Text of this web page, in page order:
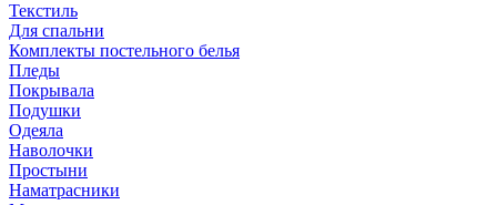
Текстиль
Для спальни
Комплекты постельного белья
Пледы
Покрывала
Подушки
Одеяла
Наволочки
Простыни
Наматрасники